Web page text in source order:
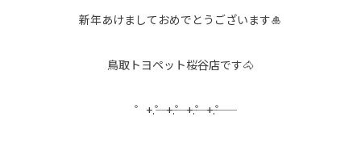
新年あけましておめでとうございます🎍
鳥取トヨペット桜谷店です🐴
゜+.――゜+.――゜+.――゜+.――゜